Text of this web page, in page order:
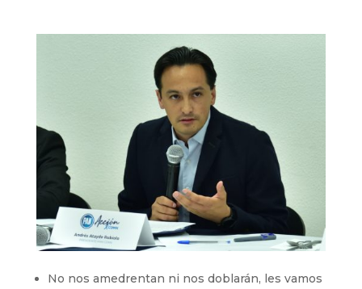
No nos amedrentan ni nos doblarán, les vamos